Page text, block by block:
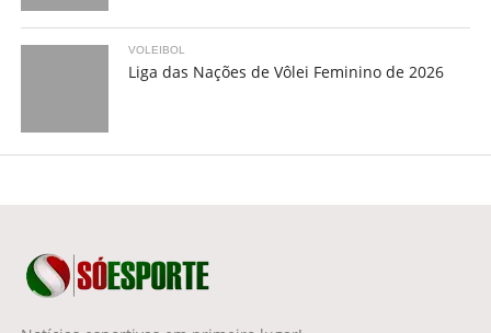
VOLEIBOL
Liga das Nações de Vôlei Feminino de 2026